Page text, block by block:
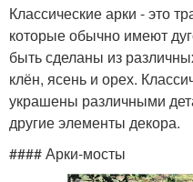
Классические арки - это
которые обычно имеют
быть сделаны из
клён, ясень и орех.
украшены различными
другие элементы декора.
#### Арки-мосты